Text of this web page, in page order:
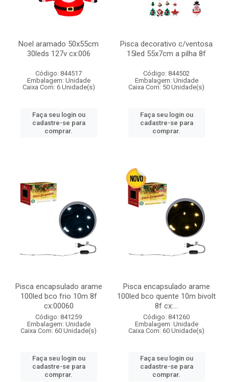
Noel aramado 50x55cm
30leds 127v cx:006
Código: 844517
Embalagem: Unidade
Caixa Com: 6 Unidade(s)
Faça seu login ou
cadastre-se para
comprar.
Pisca decorativo c/ventosa
15led 55x7cm a pilha 8f
Código: 844502
Embalagem: Unidade
Caixa Com: 50 Unidade(s)
Faça seu login ou
cadastre-se para
comprar.
Pisca encapsulado arame
100led bco frio 10m 8f
cx:00060
Código: 841259
Embalagem: Unidade
Caixa Com: 60 Unidade(s)
Faça seu login ou
cadastre-se para
comprar.
Pisca encapsulado arame
100led bco quente 10m bivolt
8f cx:...
Código: 841260
Embalagem: Unidade
Caixa Com: 60 Unidade(s)
Faça seu login ou
cadastre-se para
comprar.